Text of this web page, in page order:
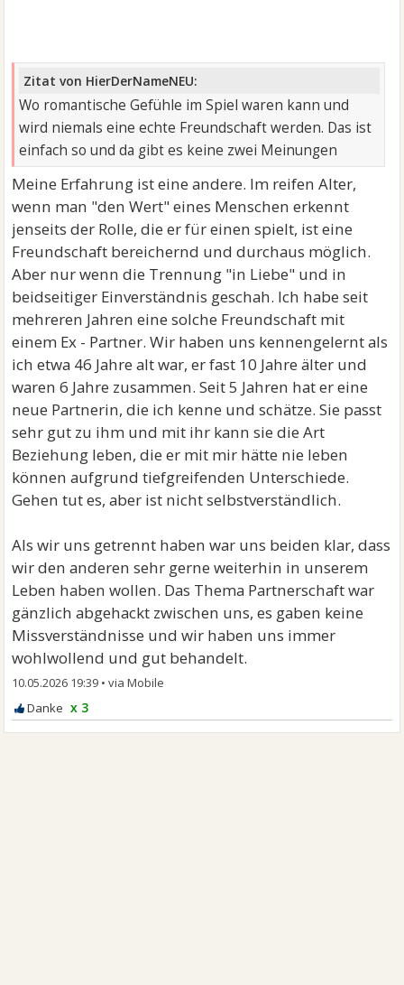
Zitat von HierDerNameNEU:
Wo romantische Gefühle im Spiel waren kann und
wird niemals eine echte Freundschaft werden. Das ist
einfach so und da gibt es keine zwei Meinungen
Meine Erfahrung ist eine andere. Im reifen Alter,
wenn man "den Wert" eines Menschen erkennt
jenseits der Rolle, die er für einen spielt, ist eine
Freundschaft bereichernd und durchaus möglich.
Aber nur wenn die Trennung "in Liebe" und in
beidseitiger Einverständnis geschah. Ich habe seit
mehreren Jahren eine solche Freundschaft mit
einem Ex - Partner. Wir haben uns kennengelernt als
ich etwa 46 Jahre alt war, er fast 10 Jahre älter und
waren 6 Jahre zusammen. Seit 5 Jahren hat er eine
neue Partnerin, die ich kenne und schätze. Sie passt
sehr gut zu ihm und mit ihr kann sie die Art
Beziehung leben, die er mit mir hätte nie leben
können aufgrund tiefgreifenden Unterschiede.
Gehen tut es, aber ist nicht selbstverständlich.
Als wir uns getrennt haben war uns beiden klar, dass
wir den anderen sehr gerne weiterhin in unserem
Leben haben wollen. Das Thema Partnerschaft war
gänzlich abgehackt zwischen uns, es gaben keine
Missverständnisse und wir haben uns immer
wohlwollend und gut behandelt.
10.05.2026 19:39 •
x 3